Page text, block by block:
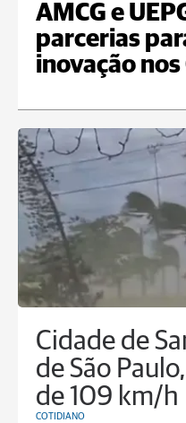
AMCG e
parcerias
inovação nos
Cidade de
de São
de 109 km/h
COTIDIANO